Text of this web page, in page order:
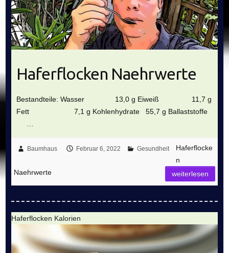
Haferflocken Naehrwerte
Bestandteile: Wasser 13,0 g Eiweiß 11,7 g
Fett 7,1 g Kohlenhydrate 55,7 g Ballaststoffe
Baumhaus Februar 6, 2022 Gesundheit
Haferflocke
n
Naehrwerte
weiterlesen
Haferflocken Kalorien